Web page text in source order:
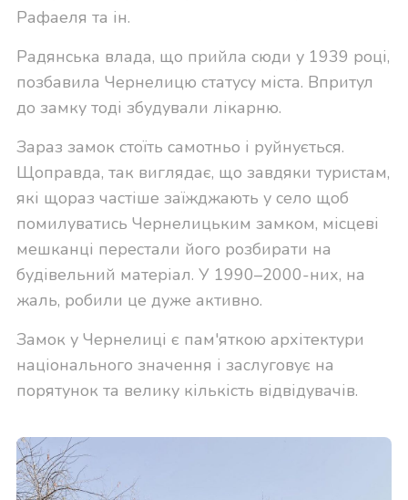
Рафаеля та ін.
Радянська влада, що прийла сюди у 1939 році,
позбавила Чернелицю статусу міста. Впритул
до замку тоді збудували лікарню.
Зараз замок стоїть самотньо і руйнується.
Щоправда, так виглядає, що завдяки туристам,
які щораз частіше заїжджають у село щоб
помилуватись Чернелицьким замком, місцеві
мешканці перестали його розбирати на
будівельний матеріал. У 1990–2000-них, на
жаль, робили це дуже активно.
Замок у Чернелиці є пам'яткою архітектури
національного значення і заслуговує на
порятунок та велику кількість відвідувачів.